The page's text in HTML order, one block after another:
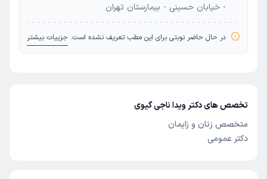
- خیابان حسینی - بیمارستان تهران
در حال حاضر نوبتی برای این مطب تعریف نشده است. جزییات بیشتر
تخصص های دکتر ویدا ناجی گیوی
متخصص زنان و زایمان
دکتر عمومی